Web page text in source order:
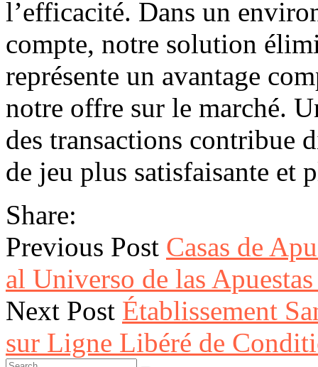
l’efficacité. Dans un
compte, notre solution
représente un avantage
notre offre sur le marché.
des transactions contribue
de jeu plus satisfaisante et
Share:
Previous Post Casas de
al Universo de las
Next Post Établissement
sur Ligne Libéré de